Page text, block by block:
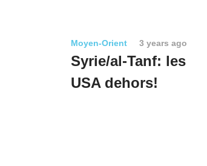
Moyen-Orient 3 years ago
Syrie/al-Tanf: les
USA dehors!